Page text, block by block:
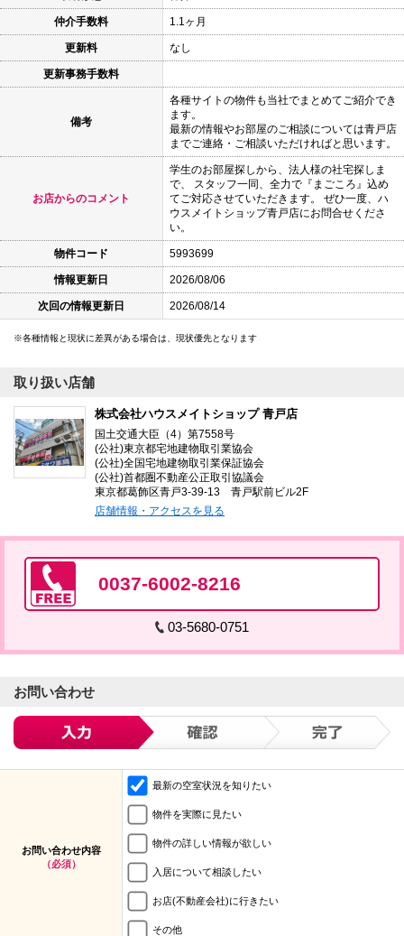
仲介手数料 1.1ヶ月
更新料 なし
更新事務手数料
備考
各種サイトの物件も当社でまとめてご紹介でき
ます。
最新の情報やお部屋のご相談については青戸店
までご連絡・ご相談いただければと思います。
お店からのコメント
学生のお部屋探しから、法人様の社宅探しま
で、 スタッフ一同、全力で『まごころ』込め
てご対応させていただきます。 ぜひ一度、ハ
ウスメイトショップ青戸店にお問合せくださ
い。
物件コード 5993699
情報更新日 2026/08/06
次回の情報更新日 2026/08/14
各種情報と現状に差異がある場合は、現状優先となります
取り扱い店舗
株式会社ハウスメイトショップ 青戸店
国土交通大臣（4）第7558号
(公社)東京都宅地建物取引業協会
(公社)全国宅地建物取引業保証協会
(公社)首都圏不動産公正取引協議会
東京都葛飾区青戸3-39-13 青戸駅前ビル2F
店舗情報・アクセスを見る
0037-6002-8216
03-5680-0751
お問い合わせ
お問い合わせ内容
（必須）
最新の空室状況を知りたい
物件を実際に見たい
物件の詳しい情報が欲しい
入居について相談したい
お店(不動産会社)に行きたい
その他